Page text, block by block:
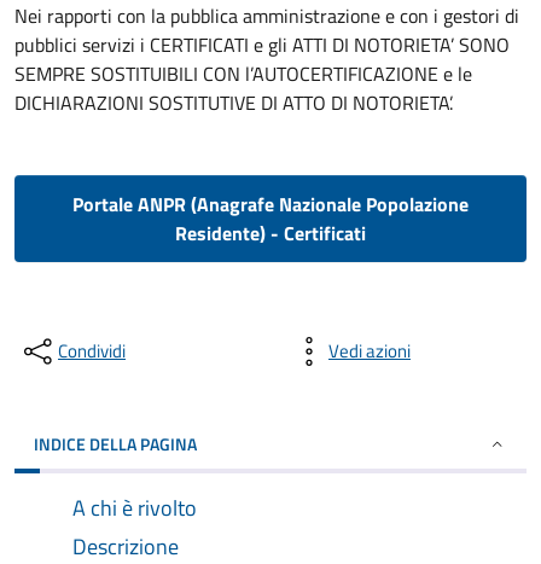
Nei rapporti con la pubblica amministrazione e con i gestori di
pubblici servizi i CERTIFICATI e gli ATTI DI NOTORIETA’ SONO
SEMPRE SOSTITUIBILI CON l’AUTOCERTIFICAZIONE e le
DICHIARAZIONI SOSTITUTIVE DI ATTO DI NOTORIETA’.
Portale ANPR (Anagrafe Nazionale Popolazione
Residente) - Certificati
Condividi Vedi azioni
INDICE DELLA PAGINA
A chi è rivolto
Descrizione